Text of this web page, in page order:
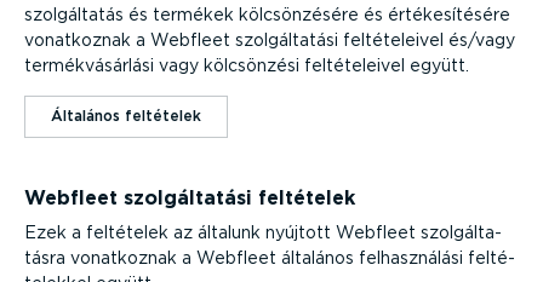
szolgál­tatás és termékek kölcsön­zésére és értéke­sí­tésére
vonatkoznak a Webfleet szolgál­tatási felté­te­leivel és/vagy
termék­vá­sárlási vagy kölcsönzési felté­te­leivel együtt.
Általános feltételek
Webfleet szolgál­tatási feltételek
Ezek a feltételek az általunk nyújtott Webfleet szolgál­ta­
tásra vonatkoznak a Webfleet általános felhasz­nálási felté­